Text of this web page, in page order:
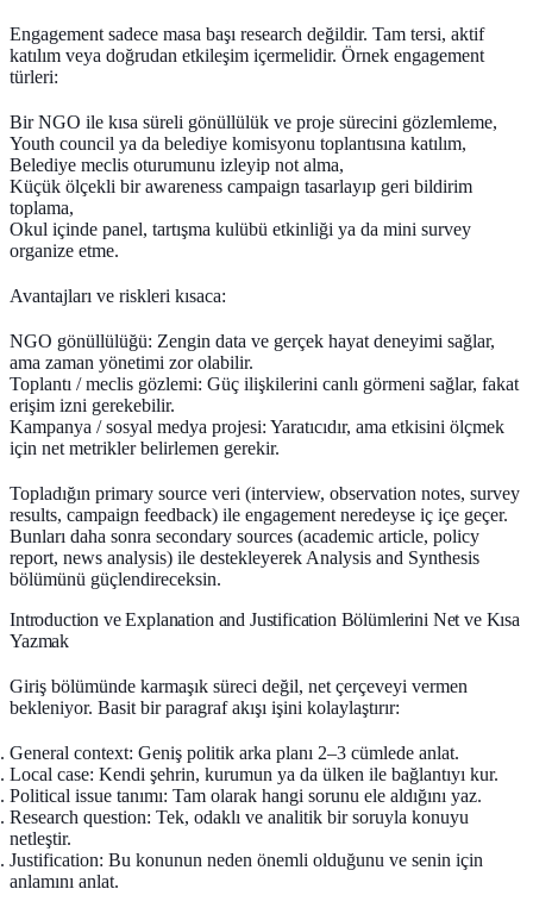
Engagement sadece masa başı research değildir. Tam tersi, aktif
katılım veya doğrudan etkileşim içermelidir. Örnek engagement
türleri:
Bir NGO ile kısa süreli gönüllülük ve proje sürecini gözlemleme,
Youth council ya da belediye komisyonu toplantısına katılım,
Belediye meclis oturumunu izleyip not alma,
Küçük ölçekli bir awareness campaign tasarlayıp geri bildirim
toplama,
Okul içinde panel, tartışma kulübü etkinliği ya da mini survey
organize etme.
Avantajları ve riskleri kısaca:
NGO gönüllülüğü: Zengin data ve gerçek hayat deneyimi sağlar,
ama zaman yönetimi zor olabilir.
Toplantı / meclis gözlemi: Güç ilişkilerini canlı görmeni sağlar, fakat
erişim izni gerekebilir.
Kampanya / sosyal medya projesi: Yaratıcıdır, ama etkisini ölçmek
için net metrikler belirlemen gerekir.
Topladığın primary source veri (interview, observation notes, survey
results, campaign feedback) ile engagement neredeyse iç içe geçer.
Bunları daha sonra secondary sources (academic article, policy
report, news analysis) ile destekleyerek Analysis and Synthesis
bölümünü güçlendireceksin.
Introduction ve Explanation and Justification Bölümlerini Net ve Kısa
Yazmak
Giriş bölümünde karmaşık süreci değil, net çerçeveyi vermen
bekleniyor. Basit bir paragraf akışı işini kolaylaştırır:
General context: Geniş politik arka planı 2–3 cümlede anlat.
Local case: Kendi şehrin, kurumun ya da ülken ile bağlantıyı kur.
Political issue tanımı: Tam olarak hangi sorunu ele aldığını yaz.
Research question: Tek, odaklı ve analitik bir soruyla konuyu
netleştir.
Justification: Bu konunun neden önemli olduğunu ve senin için
anlamını anlat.